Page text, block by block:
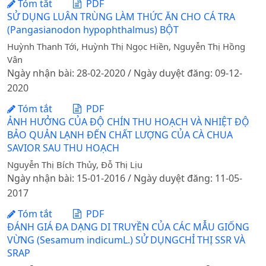
Tóm tắt
PDF
SỬ DỤNG LUÂN TRÙNG LÀM THỨC ĂN CHO CÁ TRA
(Pangasianodon hypophthalmus) BỘT
Huỳnh Thanh Tới, Huỳnh Thị Ngọc Hiền, Nguyễn Thị Hồng
Vân
Ngày nhận bài: 28-02-2020 / Ngày duyệt đăng: 09-12-
2020
Tóm tắt
PDF
ẢNH HƯỞNG CỦA ĐỘ CHÍN THU HOẠCH VÀ NHIỆT ĐỘ
BẢO QUẢN LẠNH ĐẾN CHẤT LƯỢNG CỦA CÀ CHUA
SAVIOR SAU THU HOẠCH
Nguyễn Thị Bích Thủy, Đỗ Thị Lịu
Ngày nhận bài: 15-01-2016 / Ngày duyệt đăng: 11-05-
2017
Tóm tắt
PDF
ĐÁNH GIÁ ĐA DẠNG DI TRUYỀN CỦA CÁC MẪU GIỐNG
VỪNG (Sesamum indicumL.) SỬ DỤNGCHỈ THỊ SSR VÀ
SRAP